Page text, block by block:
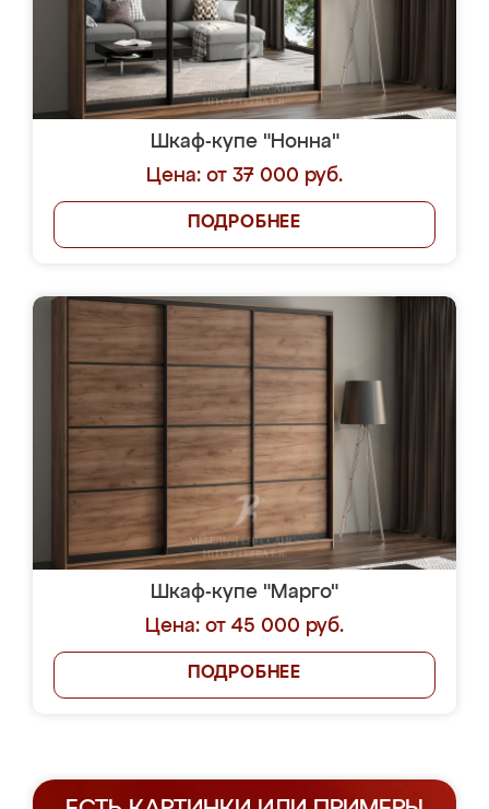
Шкаф-купе "Нонна"
Цена: от 37 000 руб.
ПОДРОБНЕЕ
Шкаф-купе "Марго"
Цена: от 45 000 руб.
ПОДРОБНЕЕ